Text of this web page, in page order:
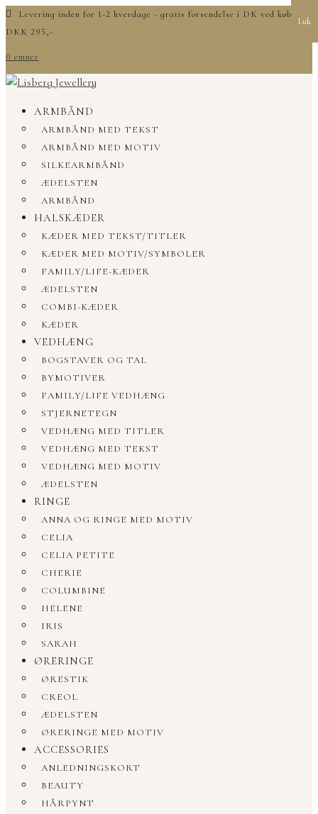
Levering inden for 1-2 hverdage - gratis forsendelse i DK ved køb over
DKK 295,-
0 emner
ARMBÅND
ARMBÅND MED TEKST
ARMBÅND MED MOTIV
SILKEARMBÅND
ÆDELSTEN
ARMBÅND
HALSKÆDER
KÆDER MED TEKST/TITLER
KÆDER MED MOTIV/SYMBOLER
FAMILY/LIFE-KÆDER
ÆDELSTEN
COMBI-KÆDER
KÆDER
VEDHÆNG
BOGSTAVER OG TAL
BYMOTIVER
FAMILY/LIFE VEDHÆNG
STJERNETEGN
VEDHÆNG MED TITLER
VEDHÆNG MED TEKST
VEDHÆNG MED MOTIV
ÆDELSTEN
RINGE
ANNA OG RINGE MED MOTIV
CELIA
CELIA PETITE
CHERIE
COLUMBINE
HELENE
IRIS
SARAH
ØRERINGE
ØRESTIK
CREOL
ÆDELSTEN
ØRERINGE MED MOTIV
ACCESSORIES
ANLEDNINGSKORT
BEAUTY
HÅRPYNT
Luk